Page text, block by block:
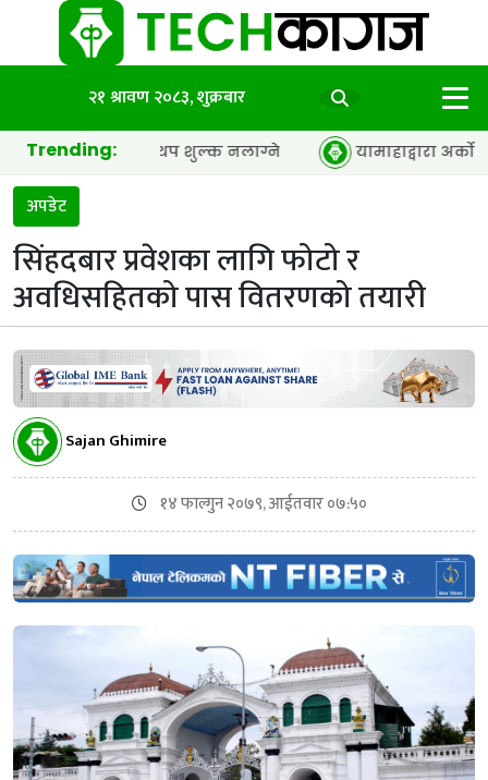
२१ श्रावण २०८३, शुक्रबार
Trending:
सेवामा थप शुल्क नलाग्ने यामाहाद्वारा अर्को
अपडेट
सिंहदबार प्रवेशका लागि फोटो र
अवधिसहितको पास वितरणको तयारी
Sajan Ghimire
१४ फाल्गुन २०७९, आईतवार ०७:५०